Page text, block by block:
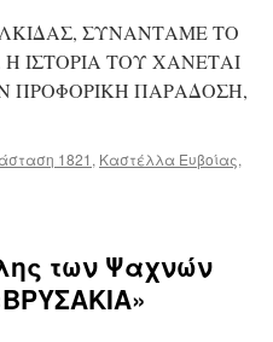
ΣΥΝΑΝΤΑΜΕ ΤΟ
ΙΣΤΟΡΙΑ ΤΟΥ ΧΑΝΕΤΑΙ
ΠΡΟΦΟΡΙΚΗ ΠΑΡΑΔΟΣΗ,
1821 , Καστέλλα Ευβοίας,
των Ψαχνών